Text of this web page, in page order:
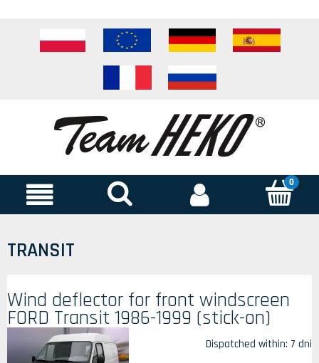
TRANSIT
Wind deflector for front windscreen
FORD Transit 1986-1999 (stick-on)
Dispatched within: 7 dni